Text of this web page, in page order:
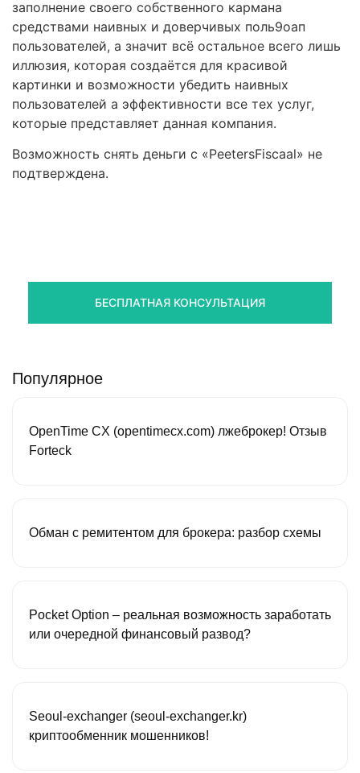
заполнение своего собственного кармана
средствами наивных и доверчивых поль9оап
пользователей, а значит всё остальное всего лишь
иллюзия, которая создаётся для красивой
картинки и возможности убедить наивных
пользователей а эффективности все тех услуг,
которые представляет данная компания.
Возможность снять деньги с «PeetersFiscaal» не
подтверждена.
БЕСПЛАТНАЯ КОНСУЛЬТАЦИЯ
Популярное
OpenTime CX (opentimecx.com) лжеброкер! Отзыв
Forteck
Обман с ремитентом для брокера: разбор схемы
Pocket Option – реальная возможность заработать
или очередной финансовый развод?
Seoul-exchanger (seoul-exchanger.kr)
криптообменник мошенников!